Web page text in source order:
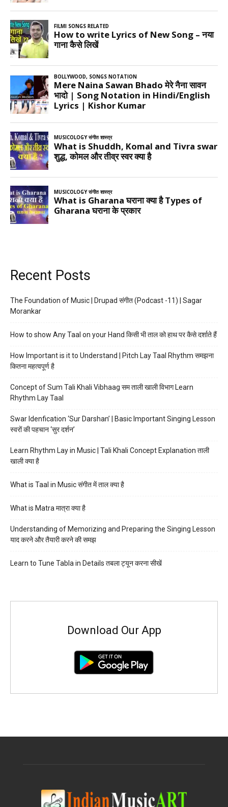
Recent Posts
The Foundation of Music | Drupad संगीत (Podcast -11) | Sagar
Morankar
How to show Any Taal on your Hand किसी भी ताल को हाथ पर कैसे दर्शाते हैं
How Important is it to Understand | Pitch Lay Taal Rhythm समझना
कितना महत्वपूर्ण है
Concept of Sum Tali Khali Vibhaag सम ताली खाली विभाग Learn
Rhythm Lay Taal
Swar Idenfication ‘Sur Darshan’ | Basic Important Singing Lesson
स्वरों की पहचान ‘सुर दर्शन’
Learn Rhythm Lay in Music | Tali Khali Concept Explanation ताली
खाली क्या है
What is Taal in Music संगीत में ताल क्या है
What is Matra मात्रा क्या है
Understanding of Memorizing and Preparing the Singing Lesson
याद करने और तैयारी करने की समझ
Learn to Tune Tabla in Details तबला ट्यून करना सीखें
Download Our App